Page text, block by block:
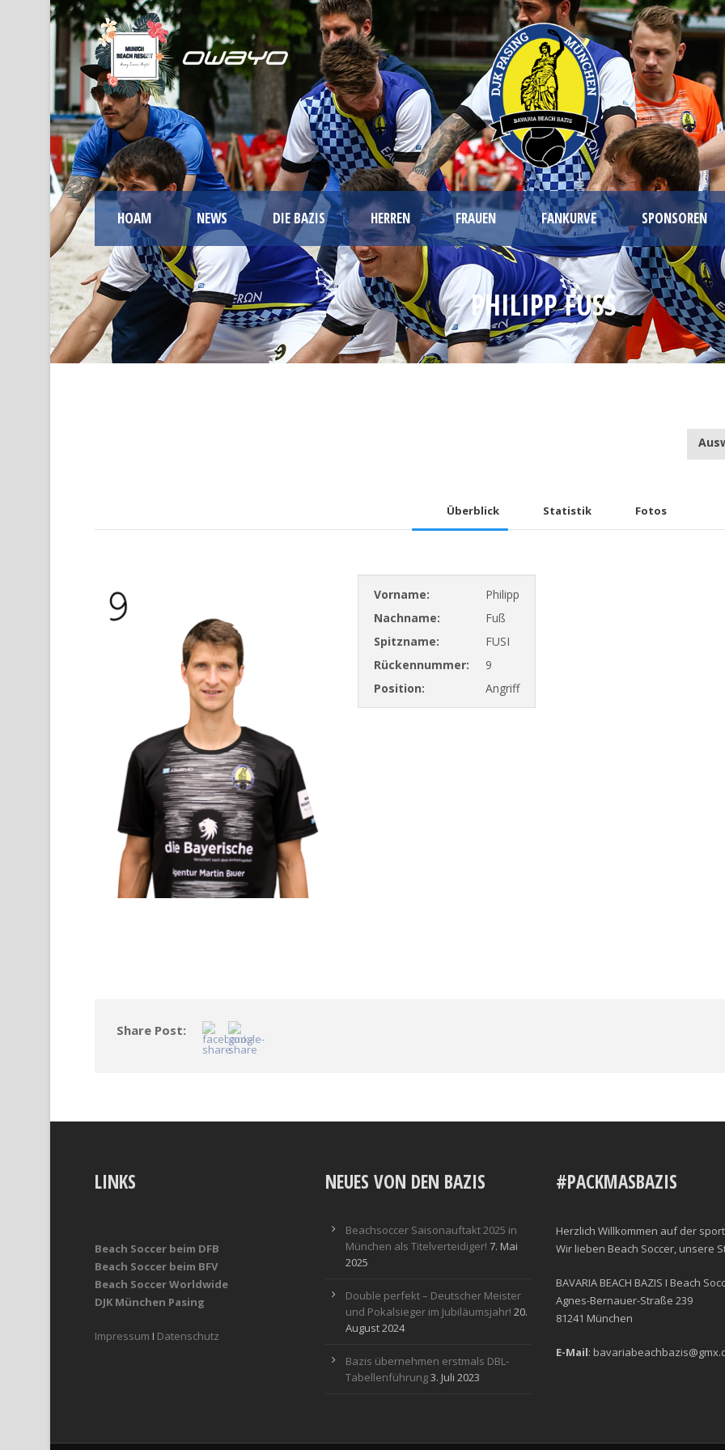
HOAM NEWS DIE BAZIS HERREN FRAUEN FANKURVE SPONSOREN
PHILIPP FUSS
Überblick Statistik Fotos
Vorname:
Philipp
Nachname:
Fuß
Spitzname:
FUSI
Rückennummer:
9
Position:
Angriff
Share Post:
LINKS
Beach Soccer beim DFB
Beach Soccer beim BFV
Beach Soccer Worldwide
DJK München Pasing
Impressum I Datenschutz
NEUES VON DEN BAZIS
Beachsoccer Saisonauftakt 2025 in
München als Titelverteidiger! 7. Mai
2025
Double perfekt – Deutscher Meister
und Pokalsieger im Jubiläumsjahr! 20.
August 2024
Bazis übernehmen erstmals DBL-
Tabellenführung3. Juli 2023
#PACKMASBAZIS
Herzlich Willkommen auf der
Wir lieben Beach Soccer, unsere
BAVARIA BEACH BAZIS I Beach
Agnes-Bernauer-Straße 239
81241 München
E-Mail: